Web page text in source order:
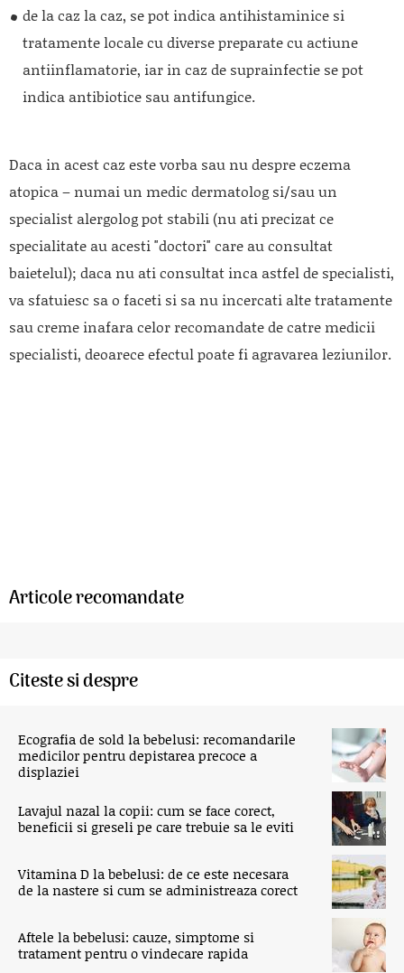
de la caz la caz, se pot indica antihistaminice si
tratamente locale cu diverse preparate cu actiune
antiinflamatorie, iar in caz de suprainfectie se pot
indica antibiotice sau antifungice.
Daca in acest caz este vorba sau nu despre eczema
atopica – numai un medic dermatolog si/sau un
specialist alergolog pot stabili (nu ati precizat ce
specialitate au acesti "doctori" care au consultat
baietelul); daca nu ati consultat inca astfel de specialisti,
va sfatuiesc sa o faceti si sa nu incercati alte tratamente
sau creme inafara celor recomandate de catre medicii
specialisti, deoarece efectul poate fi agravarea leziunilor.
Articole recomandate
Citeste si despre
Ecografia de sold la bebelusi: recomandarile
medicilor pentru depistarea precoce a
displaziei
Lavajul nazal la copii: cum se face corect,
beneficii si greseli pe care trebuie sa le eviti
Vitamina D la bebelusi: de ce este necesara
de la nastere si cum se administreaza corect
Aftele la bebelusi: cauze, simptome si
tratament pentru o vindecare rapida